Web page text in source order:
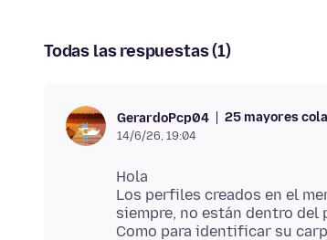
Todas las respuestas (1)
GerardoPcp04 25 mayores
14/6/26, 19:04
Hola
Los perfiles creados en el
siempre, no están dentro del
Como para identificar su